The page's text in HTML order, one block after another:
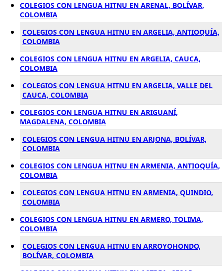
COLEGIOS CON LENGUA HITNU EN ARENAL, BOLÍVAR,
COLOMBIA
COLEGIOS CON LENGUA HITNU EN ARGELIA, ANTIOQUÍA,
COLOMBIA
COLEGIOS CON LENGUA HITNU EN ARGELIA, CAUCA,
COLOMBIA
COLEGIOS CON LENGUA HITNU EN ARGELIA, VALLE DEL
CAUCA, COLOMBIA
COLEGIOS CON LENGUA HITNU EN ARIGUANÍ,
MAGDALENA, COLOMBIA
COLEGIOS CON LENGUA HITNU EN ARJONA, BOLÍVAR,
COLOMBIA
COLEGIOS CON LENGUA HITNU EN ARMENIA, ANTIOQUÍA,
COLOMBIA
COLEGIOS CON LENGUA HITNU EN ARMENIA, QUINDIO,
COLOMBIA
COLEGIOS CON LENGUA HITNU EN ARMERO, TOLIMA,
COLOMBIA
COLEGIOS CON LENGUA HITNU EN ARROYOHONDO,
BOLÍVAR, COLOMBIA